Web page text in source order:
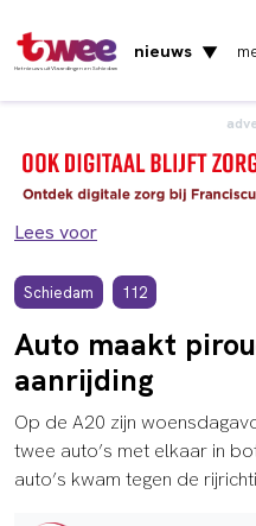
Het nieuws uit Vlaardingen en Schiedam
nieuws ▼
Lees voor
Schiedam 112
Auto maakt
aanrijding
Op de A20 zijn
twee auto’s met elkaar in
auto’s kwam tegen de